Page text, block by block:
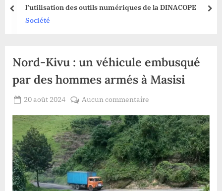
l’utilisation des outils numériques de la DINACOPE
Société
prev
Nord-Kivu : un véhicule embusqué
par des hommes armés à Masisi
Posted
20 août 2024
ROMEO
Aucun commentaire
Kivu
:
un
véhicule
embusqué
par